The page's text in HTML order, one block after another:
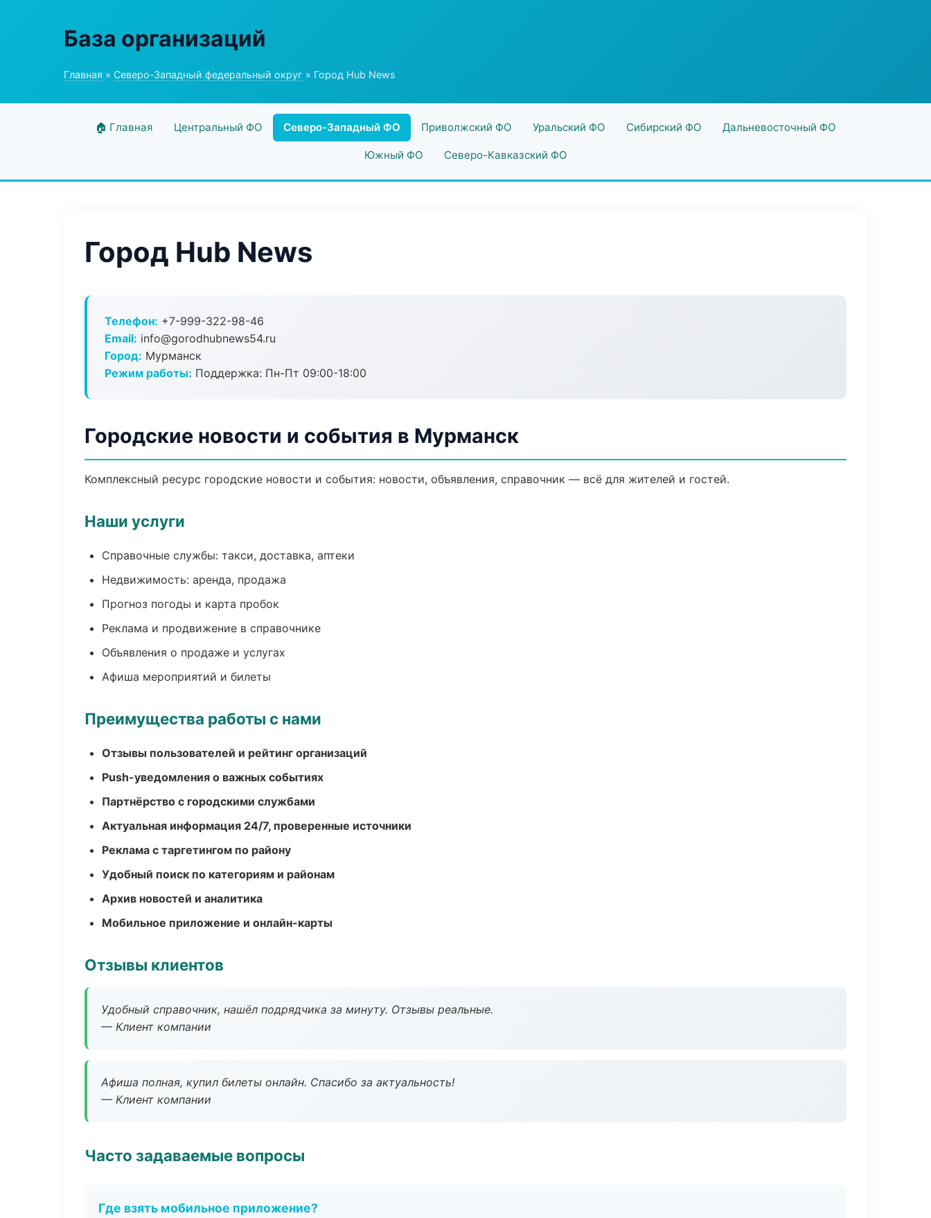
База организаций
Главная » Северо-Западный федеральный округ » Город Hub News
🏠 Главная Центральный ФО Северо-Западный ФО Приволжский ФО Уральский ФО Сибирский ФО Дальневосточный ФО
Южный ФО Северо-Кавказский ФО
Город Hub News
Телефон: +7-999-322-98-46
Email: info@gorodhubnews54.ru
Город: Мурманск
Режим работы: Поддержка: Пн-Пт 09:00-18:00
Городские новости и события в Мурманск
Комплексный ресурс городские новости и события: новости, объявления, справочник — всё для жителей и гостей.
Наши услуги
Справочные службы: такси, доставка, аптеки
Недвижимость: аренда, продажа
Прогноз погоды и карта пробок
Реклама и продвижение в справочнике
Объявления о продаже и услугах
Афиша мероприятий и билеты
Преимущества работы с нами
Отзывы пользователей и рейтинг организаций
Push-уведомления о важных событиях
Партнёрство с городскими службами
Актуальная информация 24/7, проверенные источники
Реклама с таргетингом по району
Удобный поиск по категориям и районам
Архив новостей и аналитика
Мобильное приложение и онлайн-карты
Отзывы клиентов
Удобный справочник, нашёл подрядчика за минуту. Отзывы реальные.
— Клиент компании
Афиша полная, купил билеты онлайн. Спасибо за актуальность!
— Клиент компании
Часто задаваемые вопросы
Где взять мобильное приложение?